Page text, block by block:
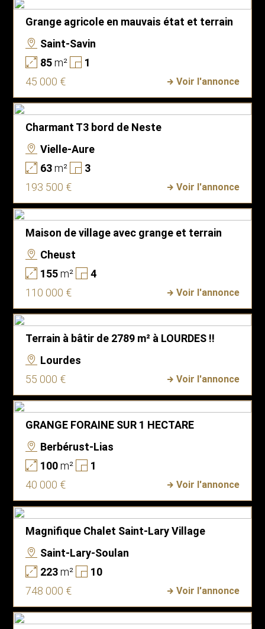
Grange agricole en mauvais état et terrain
Saint-Savin
85m²
1
45 000 €
Voir l'annonce
Charmant T3 bord de Neste
Vielle-Aure
63m²
3
193 500 €
Voir l'annonce
Maison de village avec grange et terrain
Cheust
155m²
4
110 000 €
Voir l'annonce
Terrain à bâtir de 2789 m² à LOURDES !!
Lourdes
55 000 €
Voir l'annonce
GRANGE FORAINE SUR 1 HECTARE
Berbérust-Lias
100m²
1
40 000 €
Voir l'annonce
Magnifique Chalet Saint-Lary Village
Saint-Lary-Soulan
223m²
10
748 000 €
Voir l'annonce